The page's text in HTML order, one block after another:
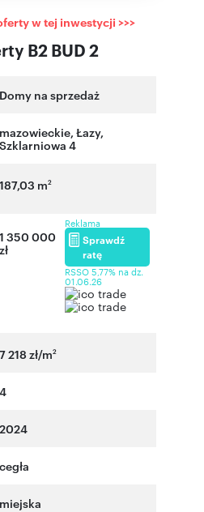
B2 BUD 2
w tej inwestycji >>>
Domy na sprzedaż
mazowieckie, Łazy,
Szklarniowa 4
187,03 m2
1 350 000
zł
Reklama
Sprawdź
ratę
RSSO 5,77% na dz.
01.06.26
7 218 zł/m2
4
2024
cegła
miejska